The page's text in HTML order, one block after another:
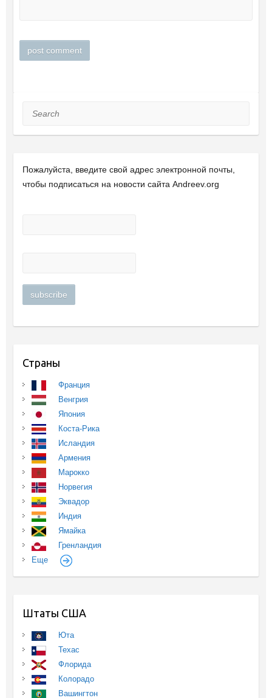
Search
Пожалуйста, введите свой ​​адрес электронной почты,
чтобы подписаться на новости сайта Andreev.org
Страны
Франция
Венгрия
Япония
Коста-Рика
Исландия
Армения
Марокко
Норвегия
Эквадор
Индия
Ямайка
Гренландия
Еще
Штаты США
Юта
Техас
Флорида
Колорадо
Вашингтон